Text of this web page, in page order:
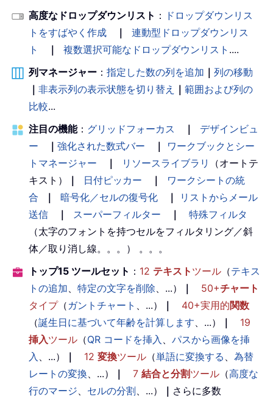
高度なドロップダウンリスト ： ドロップダウンリス
トをすばやく作成
｜
連動型ドロップダウンリス
ト
｜ 複数選択可能なドロップダウンリスト ....
列マネージャー ： 指定した数の列を追加 ｜ 列の移動
｜ 非表示列の表示状態を切り替え ｜ 範囲および列の
比較...
注目の機能： グリッドフォーカス ｜
デザインビュ
ー
｜ 強化された数式バー ｜
ワークブックとシー
トマネージャー
｜ リソースライブラリ
（オートテ
キスト）
｜ 日付ピッカー ｜
ワークシートの統
合
｜ 暗号化／セルの復号化 ｜
リストからメール
送信
｜ スーパーフィルター ｜
特殊フィルタ
（太字のフォントを持つセルをフィルタリング／斜
体／取り消し線。。。） 。。。
トップ15 ツールセット ： 12 テキスト ツール （テキス
トの追加、 特定の文字を削除、...） ｜ 50+チャート
タイプ（ ガントチャート 、...） ｜ 40+実用的関数
（誕生日に基づいて年齢を計算します、...） ｜
19
挿入ツール （QR コードを挿入 、 パスから画像を挿
入 、...） ｜ 12 変換ツール （単語に変換する 、 為替
レートの変換、...） ｜ 7 結合と分割ツール （高度な
行のマージ、 セルの分割、...） ｜ さらに多数